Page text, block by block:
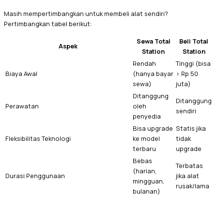
Masih mempertimbangkan untuk membeli alat sendiri?
Pertimbangkan tabel berikut:
Aspek
Sewa Total
Station
Beli Total
Station
Biaya Awal
Rendah
(hanya bayar
sewa)
Tinggi (bisa
> Rp 50
juta)
Perawatan
Ditanggung
oleh
penyedia
Ditanggung
sendiri
Fleksibilitas Teknologi
Bisa upgrade
ke model
terbaru
Statis jika
tidak
upgrade
Durasi Penggunaan
Bebas
(harian,
mingguan,
bulanan)
Terbatas
jika alat
rusak/lama